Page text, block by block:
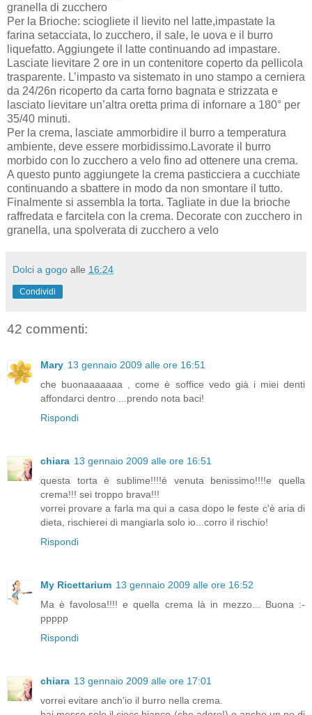
granella di zucchero
Per la Brioche: sciogliete il lievito nel latte,impastate la
farina setacciata, lo zucchero, il sale, le uova e il burro
liquefatto. Aggiungete il latte continuando ad impastare.
Lasciate lievitare 2 ore in un contenitore coperto da pellicola
trasparente. L’impasto va sistemato in uno stampo a cerniera
da 24/26n ricoperto da carta forno bagnata e strizzata e
lasciato lievitare un’altra oretta prima di infornare a 180° per
35/40 minuti.
Per la crema, lasciate ammorbidire il burro a temperatura
ambiente, deve essere morbidissimo.Lavorate il burro
morbido con lo zucchero a velo fino ad ottenere una crema.
A questo punto aggiungete la crema pasticciera a cucchiate
continuando a sbattere in modo da non smontare il tutto.
Finalmente si assembla la torta. Tagliate in due la brioche
raffredata e farcitela con la crema. Decorate con zucchero in
granella, una spolverata di zucchero a velo
Dolci a gogo alle 16:24
Condividi
42 commenti:
Mary 13 gennaio 2009 alle ore 16:51
che buonaaaaaaa , come è soffice vedo già i miei denti
affondarci dentro ...prendo nota baci!
Rispondi
chiara 13 gennaio 2009 alle ore 16:51
questa torta è sublime!!!!è venuta benissimo!!!!e quella
crema!!! sei troppo brava!!!
vorrei provare a farla ma qui a casa dopo le feste c'è aria di
dieta, rischierei di mangiarla solo io...corro il rischio!
Rispondi
My Ricettarium 13 gennaio 2009 alle ore 16:52
Ma è favolosa!!!! e quella crema là in mezzo... Buona :-
ppppp
Rispondi
chiara 13 gennaio 2009 alle ore 17:01
vorrei evitare anch'io il burro nella crema.